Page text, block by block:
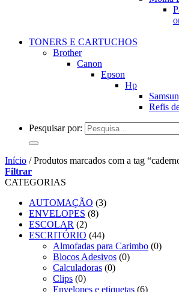
TONERS E CARTUCHOS
Brother
Canon
Epson
Hp
Refis
Pesquisar por:
Início /Produtos marcados com a tag
Filtrar
CATEGORIAS
AUTOMAÇÃO (3)
ENVELOPES (8)
ESCOLAR (2)
ESCRITÓRIO (44)
Almofadas para Carimbo (0)
Blocos Adesivos (0)
Calculadoras (0)
Clips (0)
Envelopes e etiquetas (6)